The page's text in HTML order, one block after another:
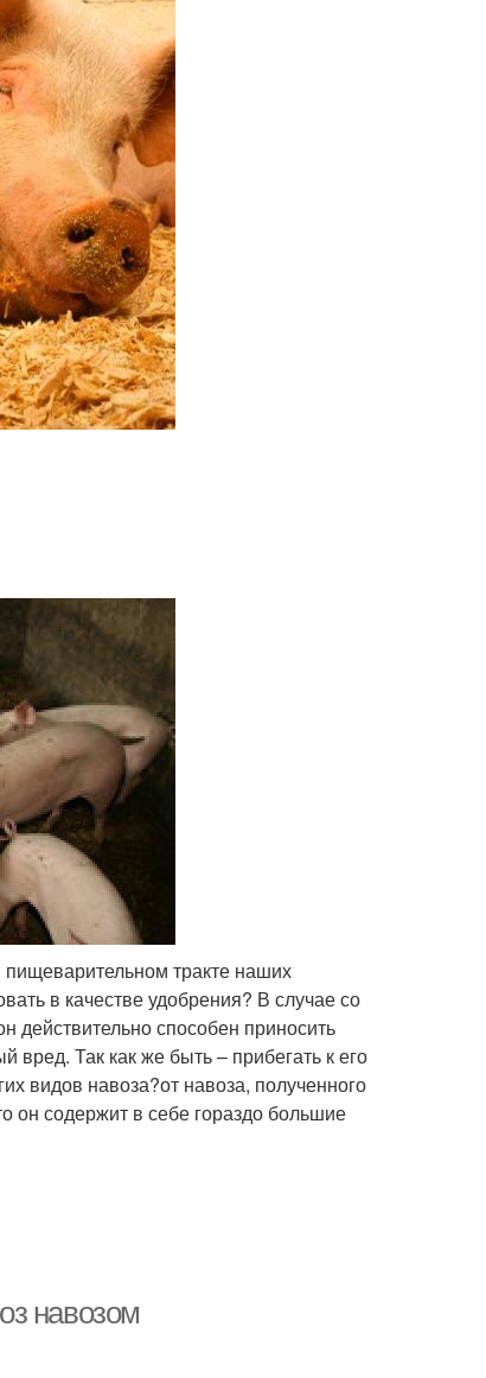
тракте наших
в качестве удобрения? В случае со
действительно способен приносить
Так как же быть – прибегать к его
видов навоза?от навоза, полученного
он содержит в себе гораздо большие
навозом